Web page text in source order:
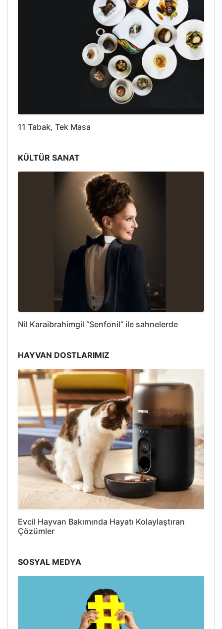
11 Tabak, Tek Masa
KÜLTÜR SANAT
Nil Karaibrahimgil “Senfonil” ile sahnelerde
HAYVAN DOSTLARIMIZ
Evcil Hayvan Bakımında Hayatı Kolaylaştıran
Çözümler
SOSYAL MEDYA